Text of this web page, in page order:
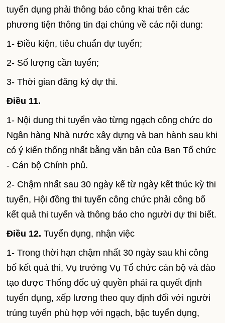
tuyển dụng phải thông báo công khai trên các
phương tiện thông tin đại chúng về các nội dung:
1- Điều kiện, tiêu chuẩn dự tuyển;
2- Số lượng cần tuyển;
3- Thời gian đăng ký dự thi.
Điều 11.
1- Nội dung thi tuyển vào từng ngạch công chức do
Ngân hàng Nhà nước xây dựng và ban hành sau khi
có ý kiến thống nhất bằng văn bản của Ban Tổ chức
- Cán bộ Chính phủ.
2- Chậm nhất sau 30 ngày kể từ ngày kết thúc kỳ thi
tuyển, Hội đồng thi tuyển công chức phải công bố
kết quả thi tuyển và thông báo cho người dự thi biết.
Điều 12.Tuyển dụng, nhận việc
1- Trong thời hạn chậm nhất 30 ngày sau khi công
bố kết quả thi, Vụ trưởng Vụ Tổ chức cán bộ và đào
tạo được Thống đốc uỷ quyền phải ra quyết định
tuyển dụng, xếp lương theo quy định đối với người
trúng tuyển phù hợp với ngạch, bậc tuyển dụng,